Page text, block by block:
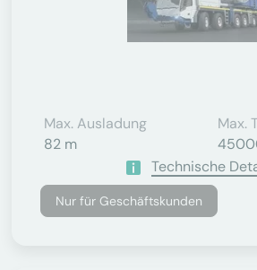
Max. Ausladung
82 m
Max.
Technische
Nur für Geschäftskunden